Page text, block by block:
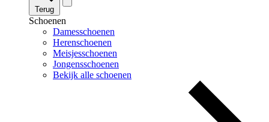
Terug
Schoenen
Damesschoenen
Herenschoenen
Meisjesschoenen
Jongensschoenen
Bekijk alle schoenen